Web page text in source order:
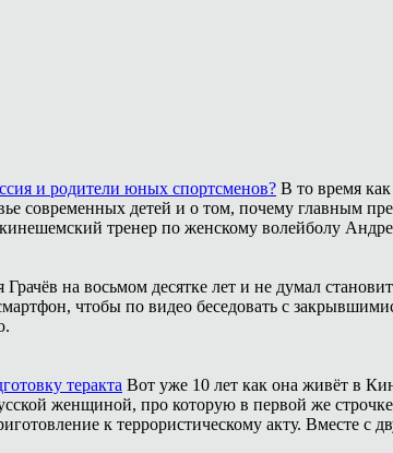
и родители юных спортсменов? В то время
современных детей и о том, почему главным
тренер по женскому волейболу
Грачёв на восьмом десятке лет и не думал
чтобы по видео беседовать с
теракта Вот уже 10 лет как она живёт в
женщиной, про которую в первой же
к террористическому акту. Вместе с